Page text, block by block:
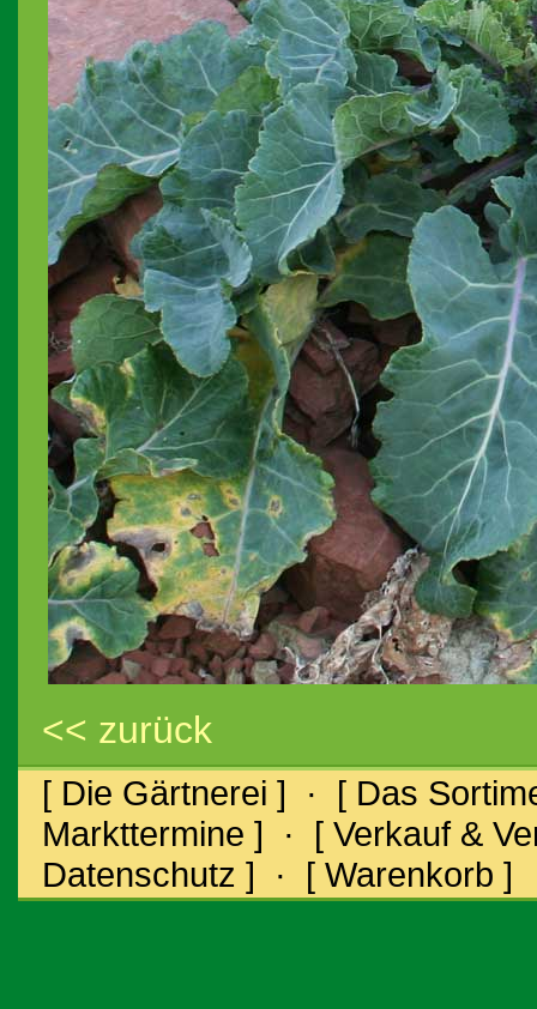
<< zurück
[ Die Gärtnerei ] · [ Das
Markttermine ] · [ Verkauf &
Datenschutz ] · [ Warenkorb ]